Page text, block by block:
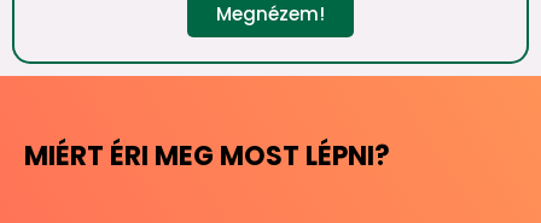
Megnézem!
MIÉRT ÉRI MEG MOST LÉPNI?